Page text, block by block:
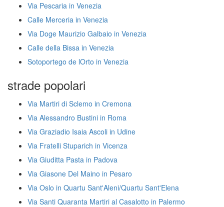
Via Pescaria in Venezia
Calle Merceria in Venezia
Via Doge Maurizio Galbaio in Venezia
Calle della Bissa in Venezia
Sotoportego de lOrto in Venezia
strade popolari
Via Martiri di Sclemo in Cremona
Via Alessandro Bustini in Roma
Via Graziadio Isaia Ascoli in Udine
Via Fratelli Stuparich in Vicenza
Via Giuditta Pasta in Padova
Via Giasone Del Maino in Pesaro
Via Oslo in Quartu Sant'Aleni/Quartu Sant'Elena
Via Santi Quaranta Martiri al Casalotto in Palermo